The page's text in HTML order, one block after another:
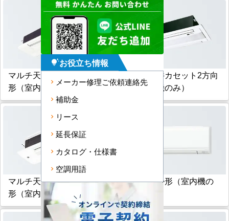
マルチ天井カセット1方向
形（室内機のみ）
マルチ天井カセット2方向
形（室内機のみ）
マルチ天井カセット小能力
形（室内機のみ）
マルチ壁掛形（室内機の
tips_and_updatesお役立ち情報
メーカー修理ご依頼連絡先
補助金
リース
延長保証
カタログ・仕様書
空調用語